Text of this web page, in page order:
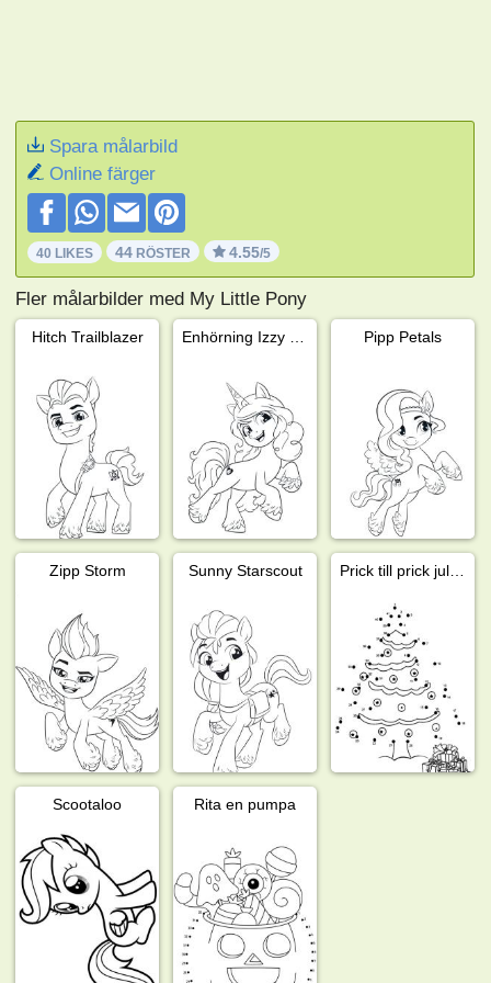
Spara målarbild
Online färger
40 LIKES 44 RÖSTER 4.55/5
Fler målarbilder med My Little Pony
Hitch Trailblazer Pipp Petals
Zipp Storm Sunny Starscout
Scootaloo Rita en pumpa